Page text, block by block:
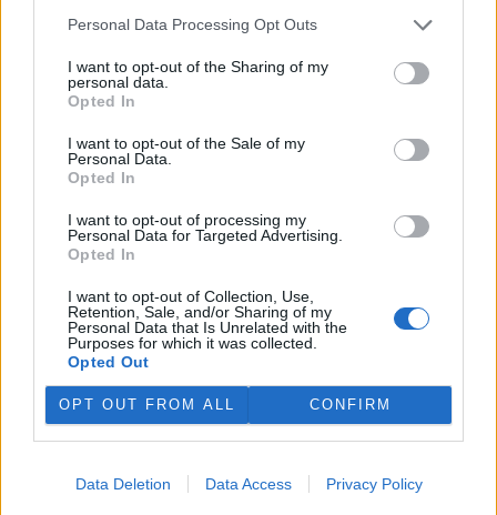
Personal Data Processing Opt Outs
I want to opt-out of the Sharing of my
personal data.
Opted In
I want to opt-out of the Sale of my
Personal Data.
Opted In
I want to opt-out of processing my
Personal Data for Targeted Advertising.
Opted In
I want to opt-out of Collection, Use,
Retention, Sale, and/or Sharing of my
Personal Data that Is Unrelated with the
Purposes for which it was collected.
Opted Out
OPT OUT FROM ALL CONFIRM
Data Deletion Data Access Privacy Policy
Potok Bylanka v Pardubicích vyschl. Městský obvod
chce, aby Povodí Labe vyčistilo koryto
5.8.2026 10:26 | PARDUBICE (ČTK)
Diskuse: 1
průtoků a suchého počasí
vyschl. Městský obvod VI chce
Povodí Labe. Organizace ale požadavek odmítla s tím, že údržbu
dělala už v červnu a další zásah v tuto chvíli neplánuje, zjistila ČTK.
Červený chce peníze ušetřené za rekultivaci rozdělit
obcím podle původní dohody
5.8.2026 01:29 (ČTK)
Ministr životního prostředí